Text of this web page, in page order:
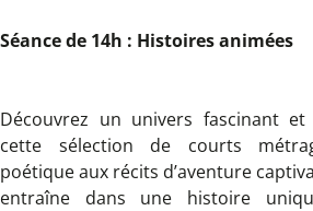
Séance de 14h : Histoires animées
Découvrez un univers fascinant
cette sélection de courts
poétique aux récits d’aventure
entraîne dans une histoire